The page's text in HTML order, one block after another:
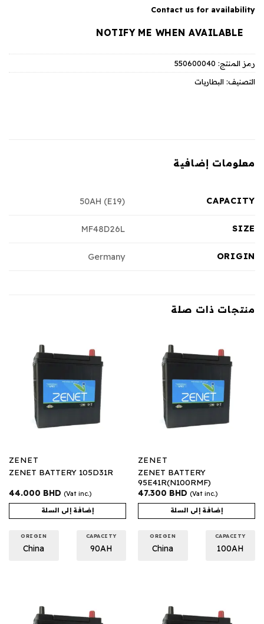
Contact us for availability
NOTIFY ME WHEN AVAILABLE
رمز المنتج: 550600040
التصنيف: البطاريات
معلومات إضافية
CAPACITY
50AH (E19)
SIZE
MF48D26L
ORIGIN
Germany
منتجات ذات صلة
ZENET
ZENET BATTERY
95E41R(N100RMF)
47.300 BHD (Vat inc.)
إضافة إلى السلة
CAPACITY
100AH
ORIGIN
China
ZENET
ZENET BATTERY 105D31R
44.000 BHD (Vat inc.)
إضافة إلى السلة
CAPACITY
90AH
ORIGIN
China